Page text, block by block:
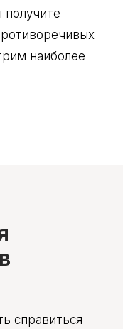
наиболее
справиться